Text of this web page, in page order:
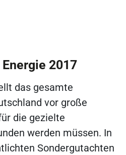
2017
das gesamte
vor große
die gezielte
werden müssen. In
Sondergutachten